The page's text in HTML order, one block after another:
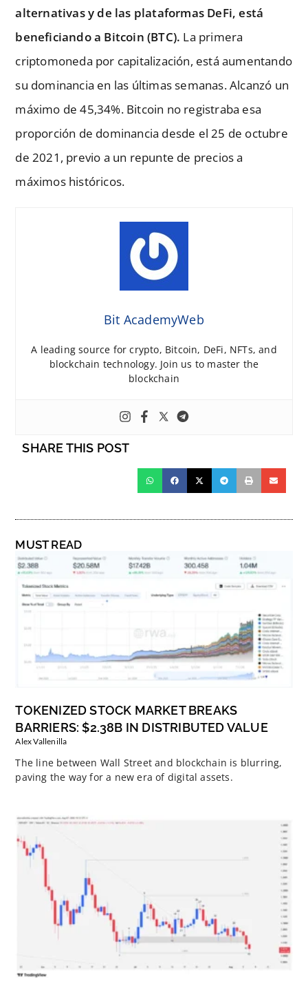
alternativas y de las plataformas DeFi, está
beneficiando a Bitcoin (BTC). La primera
criptomoneda por capitalización, está aumentando
su dominancia en las últimas semanas. Alcanzó un
máximo de 45,34%. Bitcoin no registraba esa
proporción de dominancia desde el 25 de octubre
de 2021, previo a un repunte de precios a
máximos históricos.
Bit AcademyWeb
A leading source for crypto, Bitcoin, DeFi, NFTs, and
blockchain technology. Join us to master the
blockchain
SHARE THIS POST
MUST READ
TOKENIZED STOCK MARKET BREAKS
BARRIERS: $2.38B IN DISTRIBUTED VALUE
Alex Vallenilla
The line between Wall Street and blockchain is blurring,
paving the way for a new era of digital assets.